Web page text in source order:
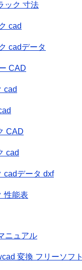
ック 寸法
cad
cadデータ
CAD
cad
CAD
cad
cadデータ dxf
性能表
ニュアル
変換 フリーソフト